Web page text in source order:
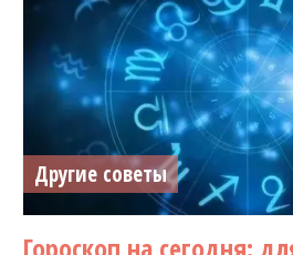
Другие советы
Гороскоп на сегодня: